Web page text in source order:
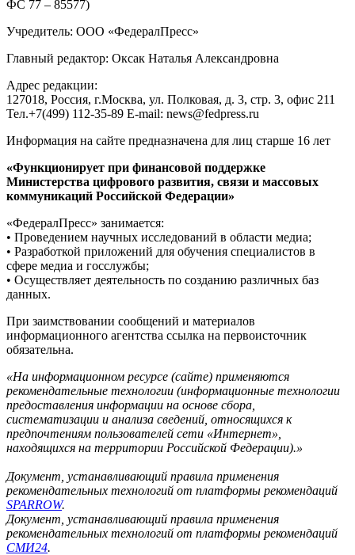
ФС 77 – 85577)
Учредитель: ООО «ФедералПресс»
Главный редактор: Оксак Наталья Александровна
Адрес редакции:
127018, Россия, г.Москва, ул. Полковая, д. 3, стр. 3, офис 211
Тел.+7(499) 112-35-89 E-mail: news@fedpress.ru
Информация на сайте предназначена для лиц старше 16 лет
«Функционирует при финансовой поддержке
Министерства цифрового развития, связи и массовых
коммуникаций Российской Федерации»
«ФедералПресс» занимается:
• Проведением научных исследований в области медиа;
• Разработкой приложений для обучения специалистов в
сфере медиа и госслужбы;
• Осуществляет деятельность по созданию различных баз
данных.
При заимствовании сообщений и материалов
информационного агентства ссылка на первоисточник
обязательна.
«На информационном ресурсе (сайте) применяются
рекомендательные технологии (информационные технологии
предоставления информации на основе сбора,
систематизации и анализа сведений, относящихся к
предпочтениям пользователей сети «Интернет»,
находящихся на территории Российской Федерации).»
Документ, устанавливающий правила применения
рекомендательных технологий от платформы рекомендаций
SPARROW.
Документ, устанавливающий правила применения
рекомендательных технологий от платформы рекомендаций
СМИ24.